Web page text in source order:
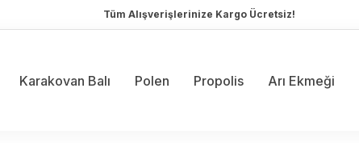
Tüm Alışverişlerinize Kargo Ücretsiz!
Karakovan Balı Polen Propolis Arı Ekmeği